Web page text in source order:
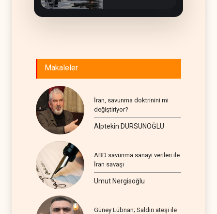
Makaleler
İran, savunma doktrinini mi
değiştiriyor?
Alptekin DURSUNOĞLU
ABD savunma sanayi verileri ile
İran savaşı
Umut Nergisoğlu
Güney Lübnan; Saldırı ateşi ile